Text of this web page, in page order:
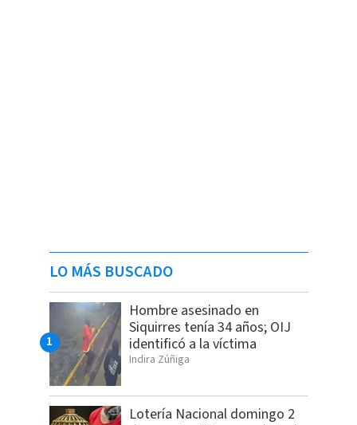
LO MÁS BUSCADO
Hombre asesinado en
Siquirres tenía 34 años; OIJ
identificó a la víctima
Indira Zúñiga
Lotería Nacional domingo 2